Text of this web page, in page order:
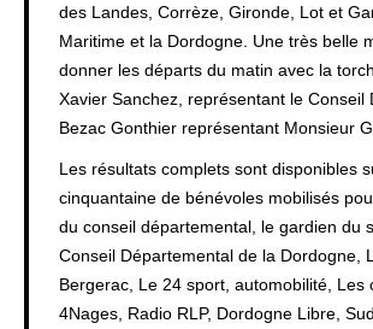
des Landes, Corrèze, Gironde, Lot et
Maritime et la Dordogne. Une très belle
donner les départs du matin avec la
Xavier Sanchez, représentant le
Bezac Gonthier représentant Monsieur
Les résultats complets sont disponibles
cinquantaine de bénévoles mobilisés
du conseil départemental, le gardien du
Conseil Départemental de la Dordogne,
Bergerac, Le 24 sport, automobilité,
4Nages, Radio RLP, Dordogne Libre,